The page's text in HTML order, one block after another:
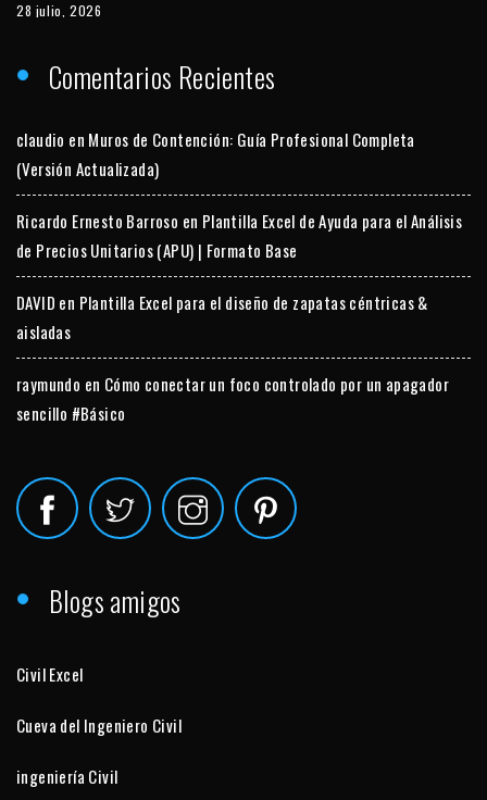
28 julio, 2026
Comentarios Recientes
claudio en Muros de Contención: Guía Profesional Completa
(Versión Actualizada)
Ricardo Ernesto Barroso en Plantilla Excel de Ayuda para el Análisis
de Precios Unitarios (APU) | Formato Base
DAVID en Plantilla Excel para el diseño de zapatas céntricas &
aisladas
raymundo en Cómo conectar un foco controlado por un apagador
sencillo #Básico
Blogs amigos
Civil Excel
Cueva del Ingeniero Civil
ingeniería Civil